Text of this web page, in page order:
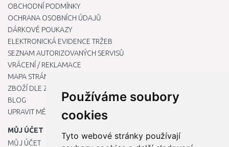
Používáme soubory
cookies
Tyto webové stránky používají
OBCHODNÍ PODMÍNKY
OCHRANA OSOBNÍCH ÚDAJŮ
DÁRKOVÉ POUKAZY
ELEKTRONICKÁ EVIDENCE TRŽEB
SEZNAM AUTORIZOVANÝCH SERVISŮ
VRÁCENÍ / REKLAMACE
MAPA STRÁNKY
ZBOŽÍ DLE ZNAČEK
BLOG
UPRAVIT MÉ PŘEDVOLBY COOKIES
MŮJ ÚČET
MŮJ ÚČET